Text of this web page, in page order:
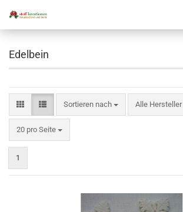
Edelbein
Sortieren nach
Sortieren nach Alle Hersteller
20 pro Seite
pro Seite
1